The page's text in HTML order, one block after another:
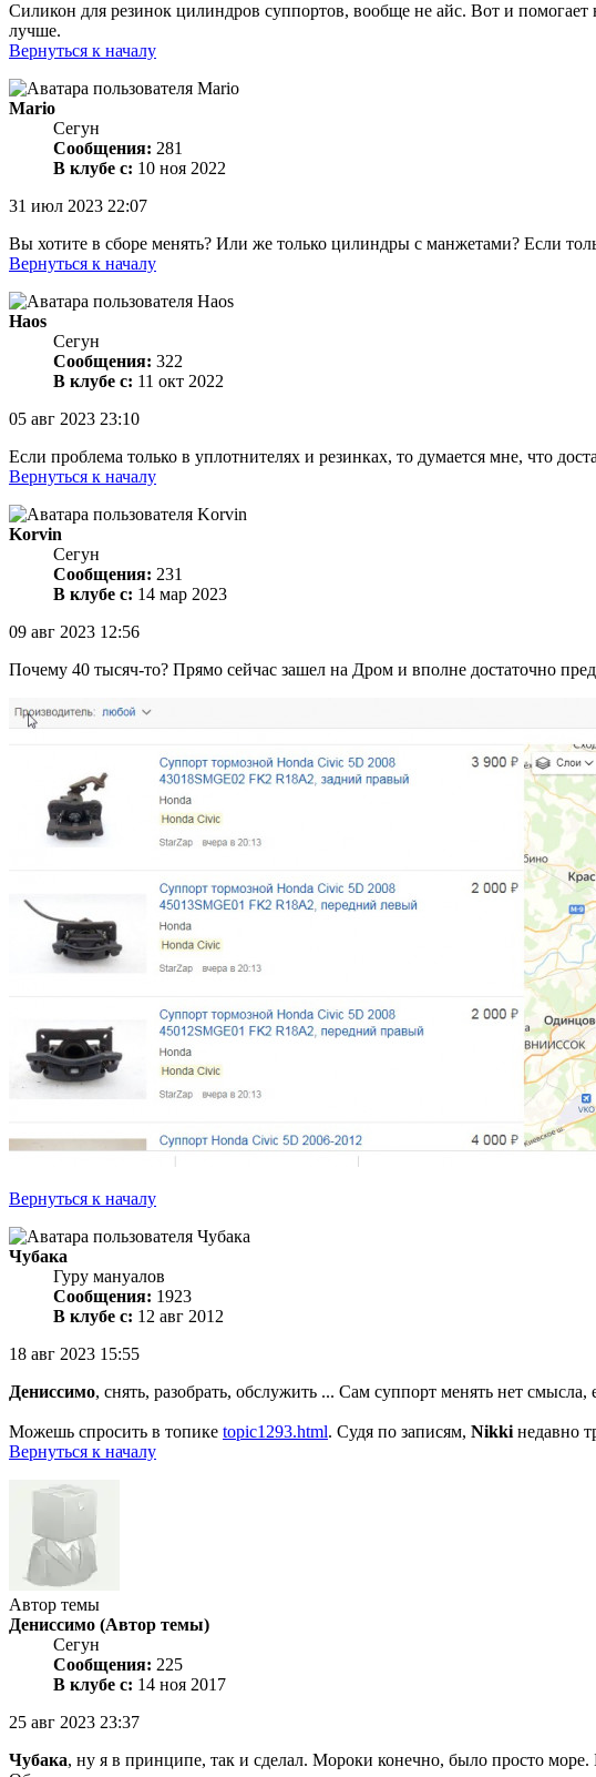
Силикон для резинок цилиндров суппортов, вообще не айс. Вот и
лучше.
Вернуться к началу
Mario
Сегун
Сообщения: 281
В клубе с: 10 ноя 2022
31 июл 2023 22:07
Вы хотите в сборе менять? Или же только цилиндры с манжетами? Если
Вернуться к началу
Haos
Сегун
Сообщения: 322
В клубе с: 11 окт 2022
05 авг 2023 23:10
Если проблема только в уплотнителях и резинках, то думается мне, что
Вернуться к началу
Korvin
Сегун
Сообщения: 231
В клубе с: 14 мар 2023
09 авг 2023 12:56
Почему 40 тысяч-то? Прямо сейчас зашел на Дром и вполне достаточно
Вернуться к началу
Чубака
Гуру мануалов
Сообщения: 1923
В клубе с: 12 авг 2012
18 авг 2023 15:55
Дениссимо, снять, разобрать, обслужить ... Сам суппорт менять нет
Можешь спросить в топике topic1293.html. Судя по записям, Nikkiнедавно
Вернуться к началу
Автор темы
Дениссимо (Автор темы)
Сегун
Сообщения: 225
В клубе с: 14 ноя 2017
25 авг 2023 23:37
Чубака, ну я в принципе, так и сделал. Мороки конечно, было просто